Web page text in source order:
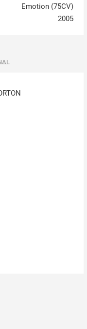
Emotion (75CV)
2005